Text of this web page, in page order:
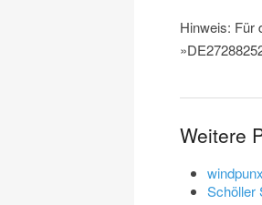
Hinweis: Für
Weitere
Schöller